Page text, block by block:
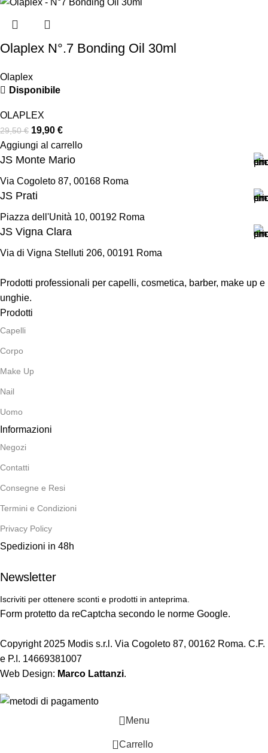
Olaplex N°.7 Bonding Oil 30ml
Olaplex
Disponibile
OLAPLEX
29,50€ 19,90 €
Aggiungi al carrello
JS Monte Mario
Via Cogoleto 87, 00168 Roma
JS Prati
Piazza dell'Unità 10, 00192 Roma
JS Vigna Clara
Via di Vigna Stelluti 206, 00191 Roma
Prodotti professionali per capelli, cosmetica, barber, make up e
unghie.
Prodotti
Capelli
Corpo
Make Up
Nail
Uomo
Informazioni
Negozi
Contatti
Consegne e Resi
Termini e Condizioni
Privacy Policy
Spedizioni in 48h
Newsletter
Iscriviti per ottenere sconti e prodotti in anteprima.
Form protetto da reCaptcha secondo le norme Google.
Copyright 2025 Modis s.r.l. Via Cogoleto 87, 00162 Roma. C.F.
e P.I. 14669381007
Web Design: Marco Lattanzi.
Menu
0 Carrello